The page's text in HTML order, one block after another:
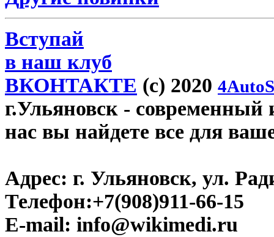
Вступай
в наш клуб
ВКОНТАКТЕ (c) 2020
г.Ульяновск - современный
нас вы найдете все для
Адрес: г. Ульяновск, ул.
Телефон:+7(908)911-66-15
E-mail: info@wikimedi.ru